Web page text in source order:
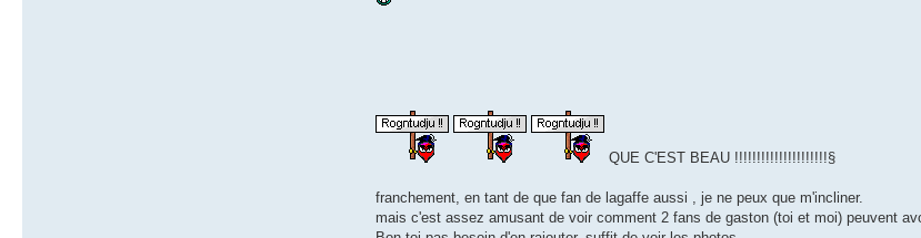
QUE C'EST BEAU !!!!!!!!!!!!!!!!!!!!!§
franchement, en tant de que fan de lagaffe aussi , je ne peux que m'incliner.
mais c'est assez amusant de voir comment 2 fans de gaston (toi et moi) peuvent